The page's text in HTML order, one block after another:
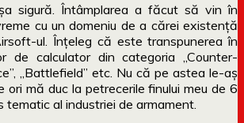
sigură. Întâmplarea a făcut să vin în
cu un domeniu de a cărei existență
ul. Înțeleg că este transpunerea în
de calculator din categoria „Counter-
„Battlefield” etc. Nu că pe astea le-aș
ori mă duc la petrecerile finului meu de 6
tematic al industriei de armament.